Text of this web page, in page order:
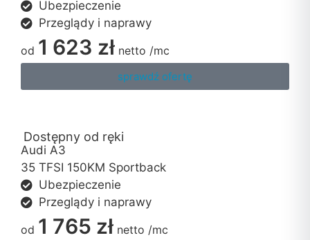
Ubezpieczenie
Przeglądy i naprawy
od 1 623 zł netto /mc
sprawdź ofertę
Dostępny od ręki
Audi A3
35 TFSI 150KM Sportback
Ubezpieczenie
Przeglądy i naprawy
od 1 765 zł netto /mc